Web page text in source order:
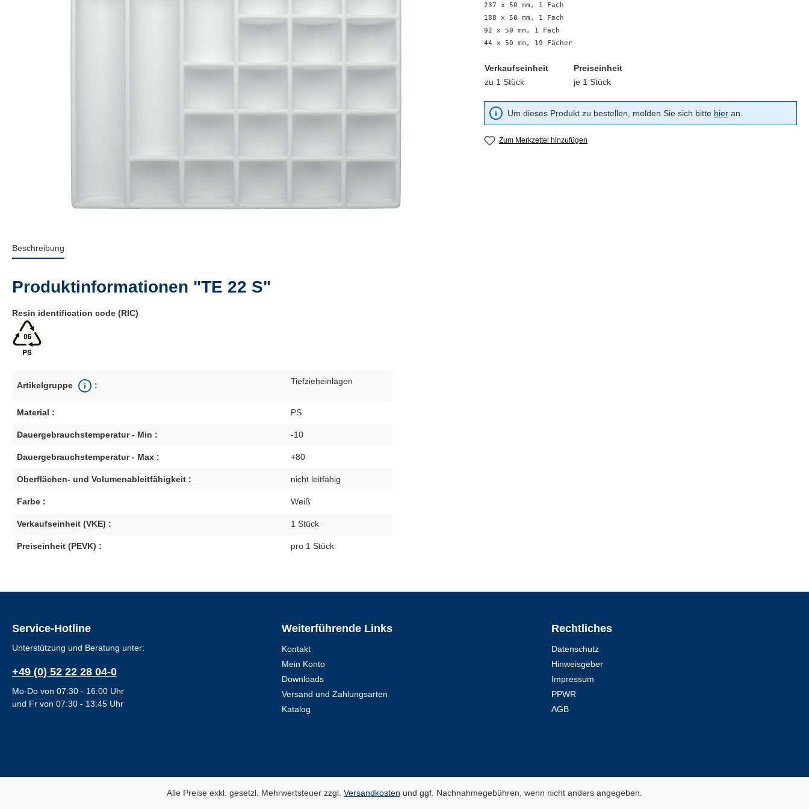
237 x 50 mm, 1 Fach
188 x 50 mm, 1 Fach
92 x 50 mm, 1 Fach
44 x 50 mm, 19 Fächer
Verkaufseinheit
Preiseinheit
zu 1 Stück
je 1 Stück
Um dieses Produkt zu bestellen, melden Sie sich bitte hier an.
Zum Merkzettel hinzufügen
Beschreibung
Produktinformationen "TE 22 S"
Resin identification code (RIC)
Artikelgruppe : Tiefzieheinlagen
Material : PS
Dauergebrauchstemperatur - Min : -10
Dauergebrauchstemperatur - Max : +80
Oberflächen- und Volumenableitfähigkeit : nicht leitfähig
Farbe : Weiß
Verkaufseinheit (VKE) : 1 Stück
Preiseinheit (PEVK) : pro 1 Stück
Service-Hotline
Unterstützung und Beratung unter:
+49 (0) 52 22 28 04-0
Mo-Do von 07:30 - 16:00 Uhr
und Fr von 07:30 - 13:45 Uhr
Weiterführende Links
Kontakt
Mein Konto
Downloads
Versand und Zahlungsarten
Katalog
Rechtliches
Datenschutz
Hinweisgeber
Impressum
PPWR
AGB
Alle Preise exkl. gesetzl. Mehrwertsteuer zzgl. Versandkosten und ggf. Nachnahmegebühren, wenn nicht anders angegeben.